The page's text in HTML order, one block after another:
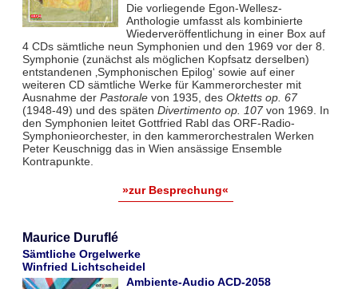
Die vorliegende Egon-Wellesz-
Anthologie umfasst als kombinierte
Wiederveröffentlichung in einer Box auf
4 CDs sämtliche neun Symphonien und den 1969 vor der 8.
Symphonie (zunächst als möglichen Kopfsatz derselben)
entstandenen ‚Symphonischen Epilog‘ sowie auf einer
weiteren CD sämtliche Werke für Kammerorchester mit
Ausnahme der Pastoralevon 1935, des Oktetts op. 67
(1948-49) und des späten Divertimento op. 107von 1969. In
den Symphonien leitet Gottfried Rabl das ORF-Radio-
Symphonieorchester, in den kammerorchestralen Werken
Peter Keuschnigg das in Wien ansässige Ensemble
Kontrapunkte.
»zur Besprechung«
Maurice Duruflé
Sämtliche Orgelwerke
Winfried Lichtscheidel
Ambiente-Audio ACD-2058